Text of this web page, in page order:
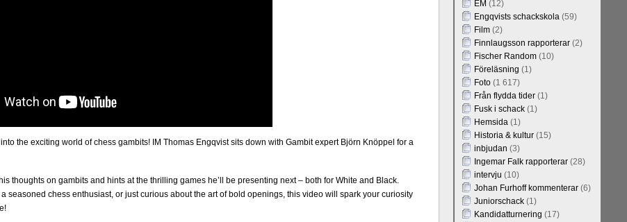
the exciting world of chess gambits! IM Thomas Engqvist sits down with Gambit expert Björn Knöppel for a
thoughts on gambits and hints at the thrilling games he’ll be presenting next – both for White and Black.
seasoned chess enthusiast, or just curious about the art of bold openings, this video will spark your curiosity
EM (12)
Engqvists schackskola(59)
Film(2)
Finnlaugsson rapporterar(2)
Fischer Random(10)
Föreläsning (1)
Foto(1 617)
Från flydda tider(1)
Fusk i schack(1)
Hemsida(1)
Historia & kultur(15)
inbjudan (3)
Ingemar Falk rapporterar(28)
intervju (10)
Johan Furhoff kommenterar(6)
Juniorschack(1)
Kandidatturnering (17)